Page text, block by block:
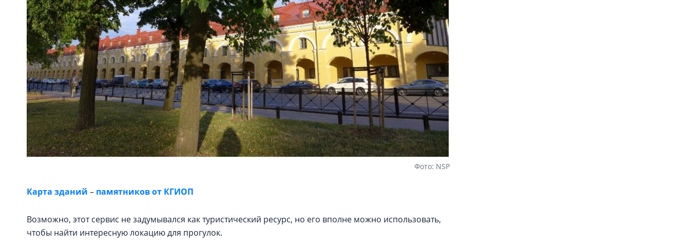
Фото: NSP
Карта зданий – памятников от КГИОП
Возможно, этот сервис не задумывался как туристический ресурс, но его вполне можно использовать,
чтобы найти интересную локацию для прогулок.